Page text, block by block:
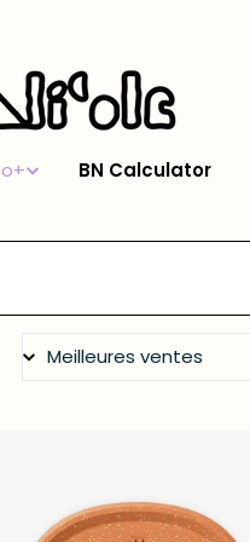
BN Calculator